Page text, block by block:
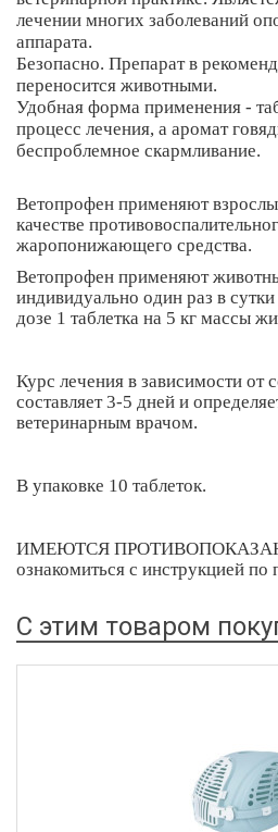
лечении многих заболеваний
аппарата.
Безопасно. Препарат в
переносится животными.
Удобная форма применения -
процесс лечения, а аромат
беспроблемное скармливание.
Ветопрофен применяют
качестве
жаропонижающего средства.
Ветопрофен применяют
индивидуально один раз в
дозе 1 таблетка на 5 кг массы
Курс лечения в зависимости от
составляет 3-5 дней и
ветеринарным врачом.
В упаковке 10 таблеток.
ИМЕЮТСЯ
ознакомиться с инструкцией
С этим товаром